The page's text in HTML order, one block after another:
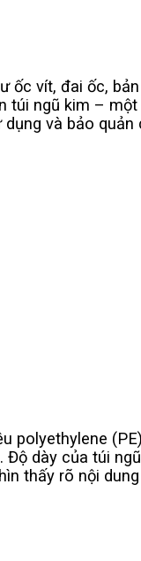
vít, đai ốc,
ngũ kim –
và bảo
dày của túi
thấy rõ nội